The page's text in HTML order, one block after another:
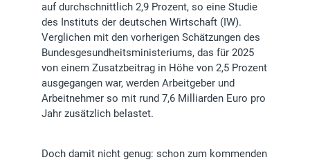
auf durchschnittlich 2,9 Prozent, so eine Studie
des Instituts der deutschen Wirtschaft (IW).
Verglichen mit den vorherigen Schätzungen des
Bundesgesundheitsministeriums, das für 2025
von einem Zusatzbeitrag in Höhe von 2,5 Prozent
ausgegangen war, werden Arbeitgeber und
Arbeitnehmer so mit rund 7,6 Milliarden Euro pro
Jahr zusätzlich belastet.
Doch damit nicht genug: schon zum kommenden